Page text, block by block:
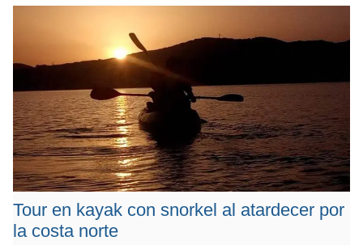
Tour en kayak con snorkel al atardecer por
la costa norte